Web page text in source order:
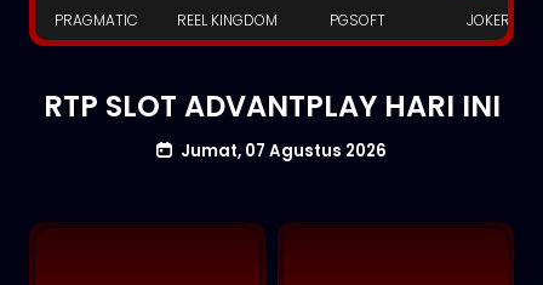
PRAGMATIC REEL KINGDOM PGSOFT JOKER
RTP SLOT ADVANTPLAY HARI INI
Jumat, 07 Agustus 2026